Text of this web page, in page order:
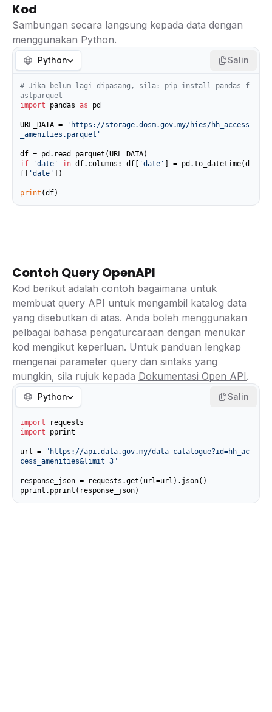
Kod
Sambungan secara langsung kepada data dengan
menggunakan Python.
Python Salin
# Jika belum lagi dipasang, sila: pip install pandas f
astparquet
import pandas as pd
URL_DATA =
'https://storage.dosm.gov.my/hies/hh_access
_amenities.parquet'
if
'date' in df.columns: df[ 'date'
] = pd.to_datetime(d
f[
'date' ])
print (df)
Contoh Query OpenAPI
Kod berikut adalah contoh bagaimana untuk
membuat query API untuk mengambil katalog data
yang disebutkan di atas. Anda boleh menggunakan
pelbagai bahasa pengaturcaraan dengan menukar
kod mengikut keperluan. Untuk panduan lengkap
mengenai parameter query dan sintaks yang
mungkin, sila rujuk kepada Dokumentasi Open API.
Python Salin
import
import pprint
url =
"https://api.data.gov.my/data-catalogue?id=hh_ac
cess_amenities&limit=3"
response_json = requests.get(url=url).json()
pprint.pprint(response_json)